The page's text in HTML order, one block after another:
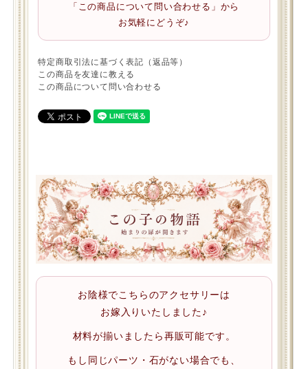
「この商品について問い合わせる」から
お気軽にどうぞ♪
特定商取引法に基づく表記（返品等）
この商品を友達に教える
この商品について問い合わせる
お陰様でこちらのアクセサリーは
お嫁入りいたしました♪
材料が揃いましたら再販可能です。
もし同じパーツ・石がない場合でも、